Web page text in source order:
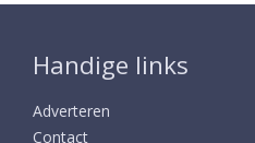
Handige links
Adverteren
Contact